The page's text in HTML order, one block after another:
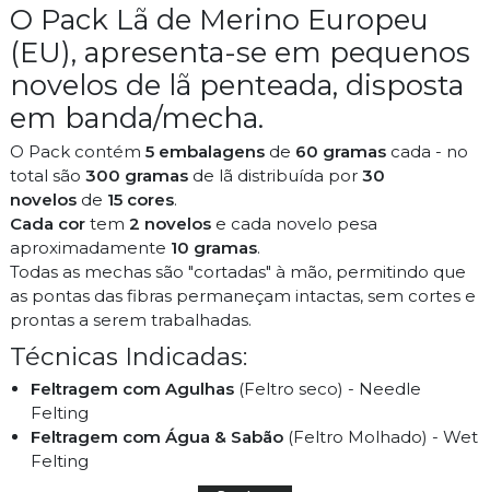
O Pack Lã de Merino Europeu
(EU), apresenta-se em pequenos
novelos de lã penteada, disposta
em banda/mecha.
O Pack contém 5 embalagens de 60 gramas cada - no
total são 300 gramas de lã distribuída por 30
novelos de 15 cores.
Cada cor tem 2 novelos e cada novelo pesa
aproximadamente 10 gramas.
Todas as mechas são "cortadas" à mão, permitindo que
as pontas das fibras permaneçam intactas, sem cortes e
prontas a serem trabalhadas.
Técnicas Indicadas:
Feltragem com Agulhas (Feltro seco) - Needle
Felting
Feltragem com Água & Sabão (Feltro Molhado) - Wet
Felting